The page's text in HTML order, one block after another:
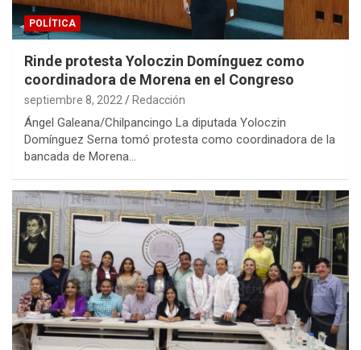
POLÍTICA
Rinde protesta Yoloczin Domínguez como
coordinadora de Morena en el Congreso
septiembre 8, 2022 Redacción
Ángel Galeana/Chilpancingo La diputada Yoloczin
Domínguez Serna tomó protesta como coordinadora de la
bancada de Morena…